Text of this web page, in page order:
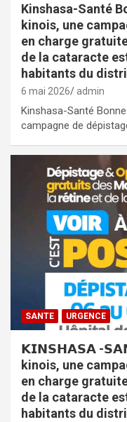
Kinshasa-Santé
kinois, une
en charge
de la cataracte
habitants du
6 mai 2026 admin
Kinshasa-Santé
campagne de
SANTE URGENCE
𝗞𝗜𝗡𝗦𝗛𝗔𝗦𝗔 -
kinois, une
en charge
de la cataracte
habitants du